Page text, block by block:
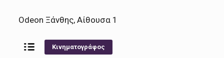
Odeon Ξάνθης, Αίθουσα 1
Κινηματογράφος